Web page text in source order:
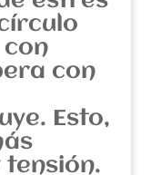
con
con
Esto,
tensión.